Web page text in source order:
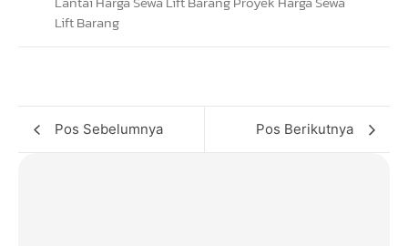
Pos Sebelumnya Pos Berikutnya